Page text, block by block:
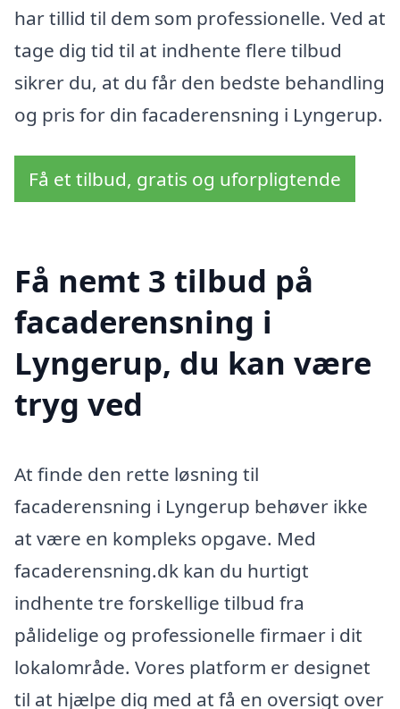
har tillid til dem som professionelle. Ved at
tage dig tid til at indhente flere tilbud
sikrer du, at du får den bedste behandling
og pris for din facaderensning i Lyngerup.
Få et tilbud, gratis og uforpligtende
Få nemt 3 tilbud på
facaderensning i
Lyngerup, du kan være
tryg ved
At finde den rette løsning til
facaderensning i Lyngerup behøver ikke
at være en kompleks opgave. Med
facaderensning.dk kan du hurtigt
indhente tre forskellige tilbud fra
pålidelige og professionelle firmaer i dit
lokalområde. Vores platform er designet
til at hjælpe dig med at få en oversigt over